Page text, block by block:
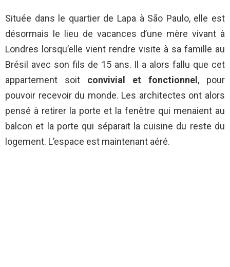
Située dans le quartier de Lapa à São Paulo, elle est
désormais le lieu de vacances d’une mère vivant à
Londres lorsqu’elle vient rendre visite à sa famille au
Brésil avec son fils de 15 ans. Il a alors fallu que cet
appartement soit convivial et fonctionnel, pour
pouvoir recevoir du monde. Les architectes ont alors
pensé à retirer la porte et la fenêtre qui menaient au
balcon et la porte qui séparait la cuisine du reste du
logement. L’espace est maintenant aéré.